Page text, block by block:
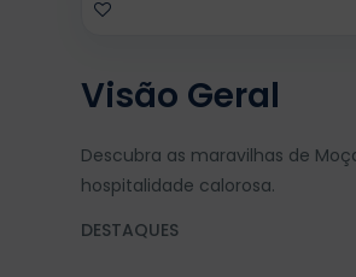
Visão Geral
Descubra as maravilhas de
hospitalidade calorosa.
DESTAQUES